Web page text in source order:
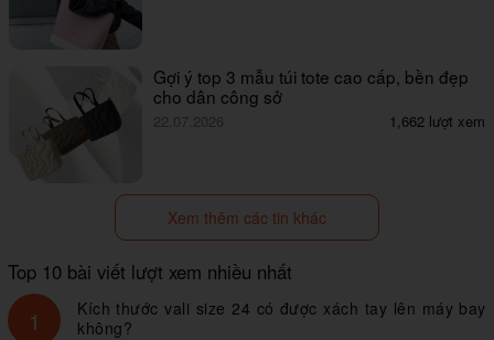
Gợi ý top 3 mẫu túi tote cao cấp, bền đẹp
cho dân công sở
22.07.2026 1,662 lượt xem
Xem thêm các tin khác
Top 10 bài viết lượt xem nhiều nhất
1
Kích thước vali size 24 có được xách tay lên máy bay
không?